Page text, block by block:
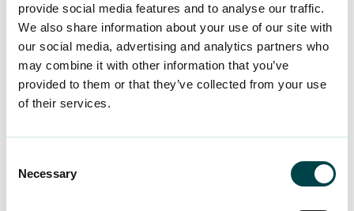
provide social media features and to analyse our traffic.
We also share information about your use of our site with
our social media, advertising and analytics partners who
may combine it with other information that you’ve
provided to them or that they’ve collected from your use
of their services.
Selection
Necessary
Arbetar du med din
avhandling under
sommaren?
Tutorn